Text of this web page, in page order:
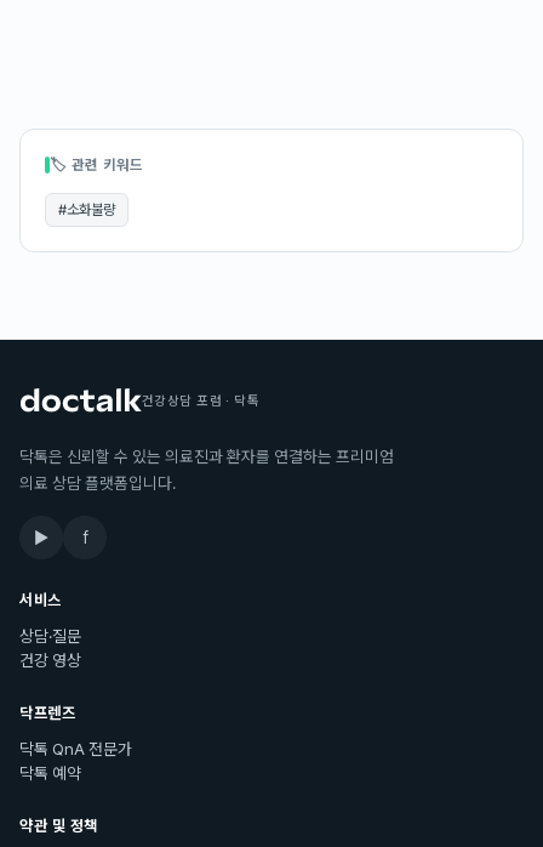
🏷 관련 키워드
#소화불량
건강상담 포럼 · 닥톡
닥톡은 신뢰할 수 있는 의료진과 환자를 연결하는 프리미엄
의료 상담 플랫폼입니다.
▶ f
서비스
상담·질문
건강 영상
닥프렌즈
닥톡 QnA 전문가
닥톡 예약
약관 및 정책